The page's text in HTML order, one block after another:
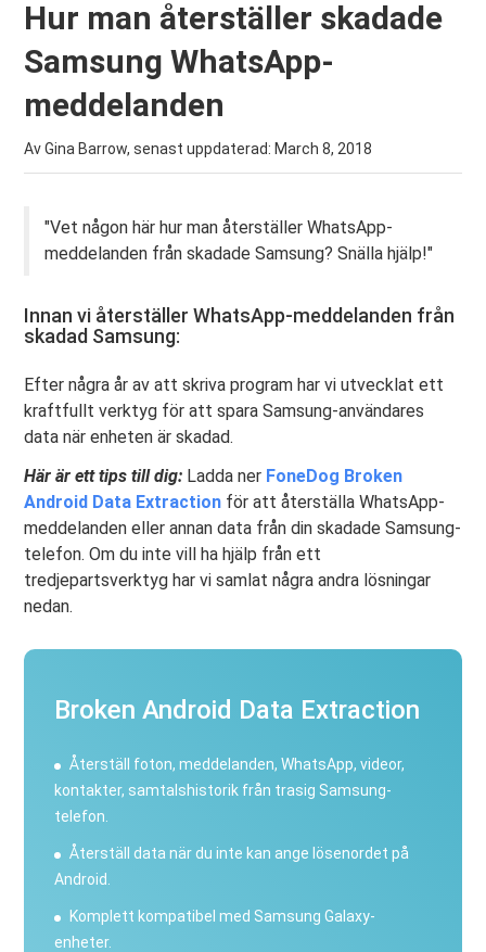
Hur man återställer skadade
Samsung WhatsApp-
meddelanden
Av Gina Barrow, senast uppdaterad: March 8, 2018
"Vet någon här hur man återställer WhatsApp-
meddelanden från skadade Samsung? Snälla hjälp!"
Innan vi återställer WhatsApp-meddelanden från
skadad Samsung:
Efter några år av att skriva program har vi utvecklat ett
kraftfullt verktyg för att spara Samsung-användares
data när enheten är skadad.
Här är ett tips till dig: Ladda ner FoneDog Broken
Android Data Extraction för att återställa WhatsApp-
meddelanden eller annan data från din skadade Samsung-
telefon. Om du inte vill ha hjälp från ett
tredjepartsverktyg har vi samlat några andra lösningar
nedan.
Broken Android Data Extraction
Återställ foton, meddelanden, WhatsApp, videor,
kontakter, samtalshistorik från trasig Samsung-
telefon.
Återställ data när du inte kan ange lösenordet på
Android.
Komplett kompatibel med Samsung Galaxy-
enheter.